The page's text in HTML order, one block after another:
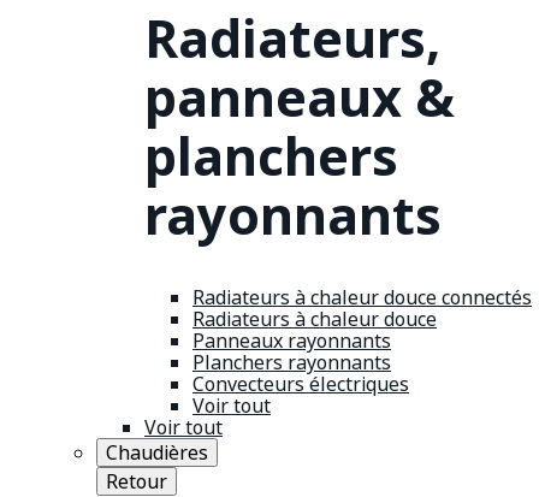
Radiateurs,
panneaux &
planchers
rayonnants
Radiateurs à chaleur douce connectés
Radiateurs à chaleur douce
Panneaux rayonnants
Planchers rayonnants
Convecteurs électriques
Voir tout
Voir tout
Chaudières
Retour